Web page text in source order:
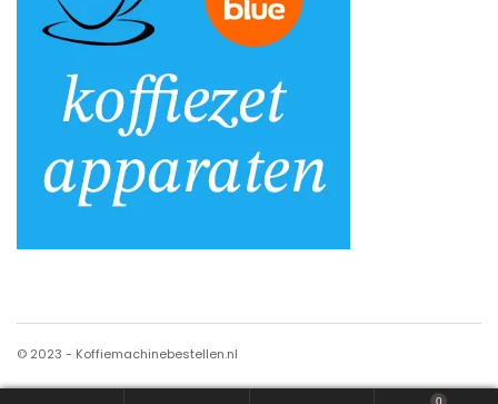
© 2023 - Koffiemachinebestellen.nl
0